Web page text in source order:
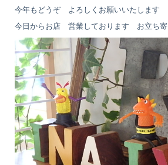
今年もどうぞ よろしくお願いいたします
今日からお店 営業しております お立ち寄